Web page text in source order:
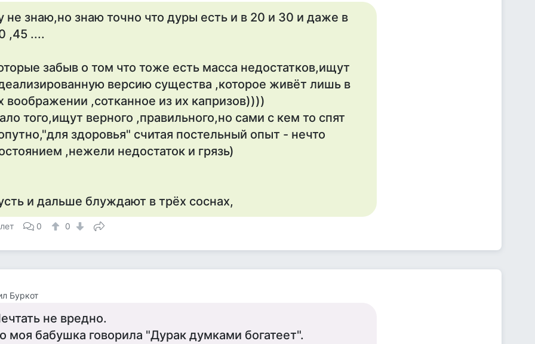
не знаю,но знаю точно что дуры есть и в 20 и 30 и даже в
,45 ....
забыв о том что тоже есть масса недостатков,ищут
версию существа ,которое живёт лишь в
воображении ,сотканное из их капризов))))
того,ищут верного ,правильного,но сами с кем то спят
здоровья" считая постельный опыт - нечто
,нежели недостаток и грязь)
и дальше блуждают в трёх соснах,
0 0
Буркот
не вредно.
моя бабушка говорила "Дурак думками богатеет".